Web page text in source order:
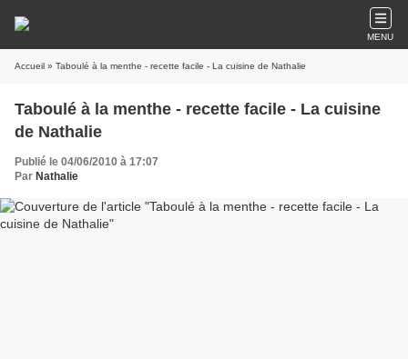
MENU
Accueil » Taboulé à la menthe - recette facile - La cuisine de Nathalie
Taboulé à la menthe - recette facile - La cuisine
de Nathalie
Publié le 04/06/2010 à 17:07
Par Nathalie